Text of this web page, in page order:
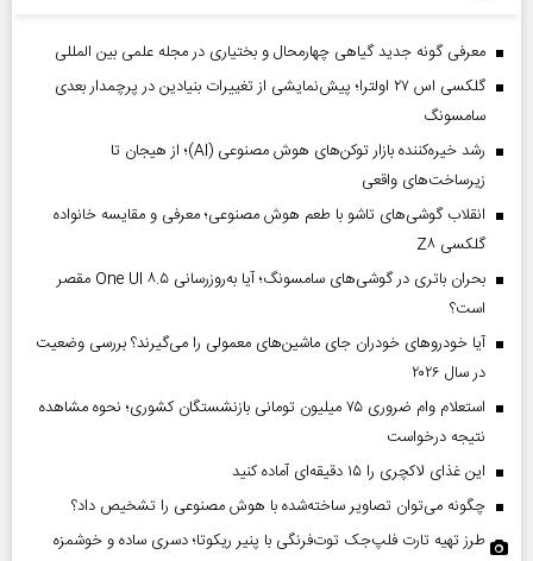
معرفی گونه جدید گیاهی چهارمحال و بختیاری در مجله علمی بین المللی
گلکسی اس ۲۷ اولترا؛ پیش‌نمایشی از تغییرات بنیادین در پرچمدار بعدی
سامسونگ
رشد خیره‌کننده بازار توکن‌های هوش مصنوعی (AI)؛ از هیجان تا
زیرساخت‌های واقعی
انقلاب گوشی‌های تاشو‌ با طعم هوش مصنوعی؛ معرفی و مقایسه خانواده
گلکسی Z۸
بحران باتری در گوشی‌های سامسونگ؛ آیا به‌روزرسانی One UI ۸.۵ مقصر
است؟
آیا خودروهای خودران جای ماشین‌های معمولی را می‌گیرند؟ بررسی وضعیت
در سال ۲۰۲۶
استعلام وام ضروری ۷۵ میلیون تومانی بازنشستگان کشوری؛ نحوه مشاهده
نتیجه درخواست
این غذای لاکچری را ۱۵ دقیقه‌ای آماده کنید
چگونه می‌توان تصاویر ساخته‌شده با هوش مصنوعی را تشخیص داد؟
طرز تهیه تارت فلپ‌جک توت‌فرنگی با پنیر ریکوتا؛ دسری ساده و خوشمزه